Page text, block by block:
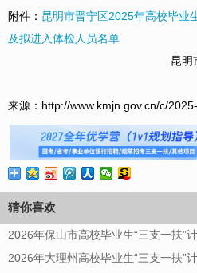
附件： 昆明市晋宁区2025年高校毕业
及拟进入体检人员名单
昆明
来源：http://www.kmjn.gov.cn/c/
猜你喜欢
2026年保山市高校毕业生“三支一扶”
2026年大理州高校毕业生“三支一扶”